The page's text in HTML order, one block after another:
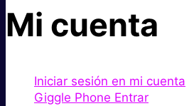
Mi cuenta
Iniciar sesión en mi cuenta
Giggle Phone Entrar